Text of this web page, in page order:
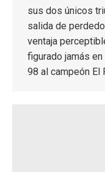
sus dos únicos
salida de
ventaja
figurado jamás
98 al campeón El